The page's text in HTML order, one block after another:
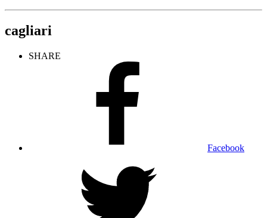
cagliari
SHARE
Facebook